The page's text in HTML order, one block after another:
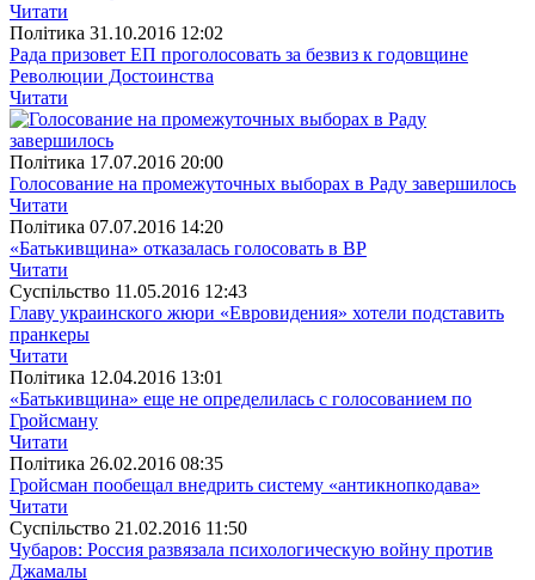
Читати
Полiтика 31.10.2016 12:02
Рада призовет ЕП проголосовать за безвиз к годовщине
Революции Достоинства
Читати
Полiтика 17.07.2016 20:00
Голосование на промежуточных выборах в Раду завершилось
Читати
Полiтика 07.07.2016 14:20
«Батькивщина» отказалась голосовать в ВР
Читати
Суспiльство 11.05.2016 12:43
Главу украинского жюри «Евровидения» хотели подставить
пранкеры
Читати
Полiтика 12.04.2016 13:01
«Батькивщина» еще не определилась с голосованием по
Гройсману
Читати
Полiтика 26.02.2016 08:35
Гройсман пообещал внедрить систему «антикнопкодава»
Читати
Суспiльство 21.02.2016 11:50
Чубаров: Россия развязала психологическую войну против
Джамалы